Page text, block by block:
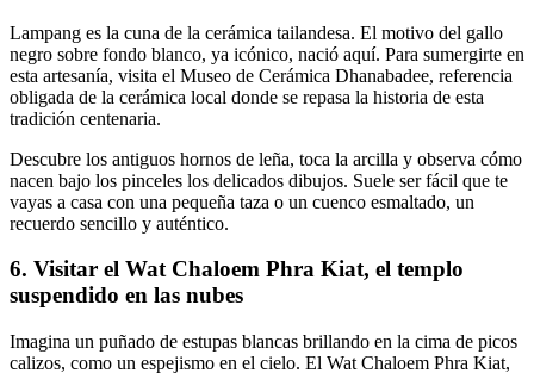
Lampang es la cuna de la cerámica tailandesa. El motivo del gallo
negro sobre fondo blanco, ya icónico, nació aquí. Para sumergirte en
esta artesanía, visita el Museo de Cerámica Dhanabadee, referencia
obligada de la cerámica local donde se repasa la historia de esta
tradición centenaria.
Descubre los antiguos hornos de leña, toca la arcilla y observa cómo
nacen bajo los pinceles los delicados dibujos. Suele ser fácil que te
vayas a casa con una pequeña taza o un cuenco esmaltado, un
recuerdo sencillo y auténtico.
6. Visitar el Wat Chaloem Phra Kiat, el templo
suspendido en las nubes
Imagina un puñado de estupas blancas brillando en la cima de picos
calizos, como un espejismo en el cielo. El Wat Chaloem Phra Kiat,